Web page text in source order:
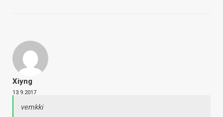
Xiyng
13.9.2017
vemkki